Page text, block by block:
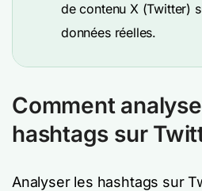
de contenu X (Twitter)
données réelles.
Comment
hashtags sur
Analyser les hashtags sur